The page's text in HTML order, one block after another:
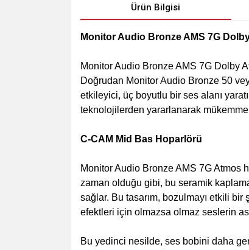
Ürün Bilgisi
Monitor Audio Bronze AMS 7G
Monitor Audio Bronze AMS 7G Dolby
Doğrudan Monitor Audio Bronze 50
etkileyici, üç boyutlu bir ses alanı
teknolojilerden yararlanarak
C-CAM Mid Bas Hoparlörü
Monitor Audio Bronze AMS 7G Atmos
zaman olduğu gibi, bu seramik
sağlar. Bu tasarım, bozulmayı etkili
efektleri için olmazsa olmaz seslerin
Bu yedinci nesilde, ses bobini daha